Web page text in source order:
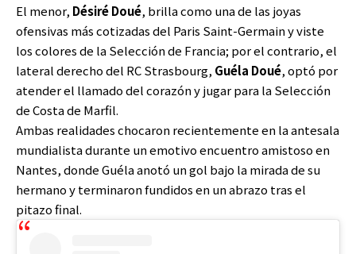
El menor, Désiré Doué, brilla como una de las joyas
ofensivas más cotizadas del Paris Saint-Germain y viste
los colores de la Selección de Francia; por el contrario, el
lateral derecho del RC Strasbourg, Guéla Doué, optó por
atender el llamado del corazón y jugar para la Selección
de Costa de Marfil.
Ambas realidades chocaron recientemente en la antesala
mundialista durante un emotivo encuentro amistoso en
Nantes, donde Guéla anotó un gol bajo la mirada de su
hermano y terminaron fundidos en un abrazo tras el
pitazo final.